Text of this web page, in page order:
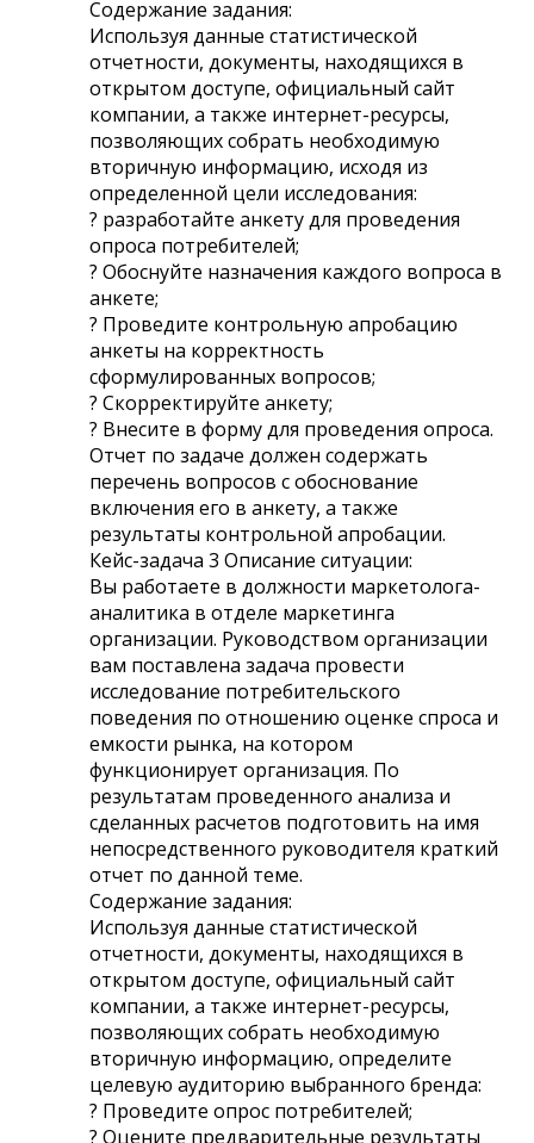
Содержание задания:
Используя данные статистической
отчетности, документы, находящихся в
открытом доступе, официальный сайт
компании, а также интернет-ресурсы,
позволяющих собрать необходимую
вторичную информацию, исходя из
определенной цели исследования:
? разработайте анкету для проведения
опроса потребителей;
? Обоснуйте назначения каждого вопроса в
анкете;
? Проведите контрольную апробацию
анкеты на корректность
сформулированных вопросов;
? Скорректируйте анкету;
? Внесите в форму для проведения опроса.
Отчет по задаче должен содержать
перечень вопросов с обоснование
включения его в анкету, а также
результаты контрольной апробации.
Кейс-задача 3 Описание ситуации:
Вы работаете в должности маркетолога-
аналитика в отделе маркетинга
организации. Руководством организации
вам поставлена задача провести
исследование потребительского
поведения по отношению оценке спроса и
емкости рынка, на котором
функционирует организация. По
результатам проведенного анализа и
сделанных расчетов подготовить на имя
непосредственного руководителя краткий
отчет по данной теме.
Содержание задания:
Используя данные статистической
отчетности, документы, находящихся в
открытом доступе, официальный сайт
компании, а также интернет-ресурсы,
позволяющих собрать необходимую
вторичную информацию, определите
целевую аудиторию выбранного бренда:
? Проведите опрос потребителей;
? Оцените предварительные результаты